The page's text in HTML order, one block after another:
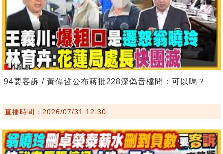
94要客訴 / 黃偉哲公布蔣批228深偽音檔問：可以嗎？
直播時間：2026/07/31 12:30